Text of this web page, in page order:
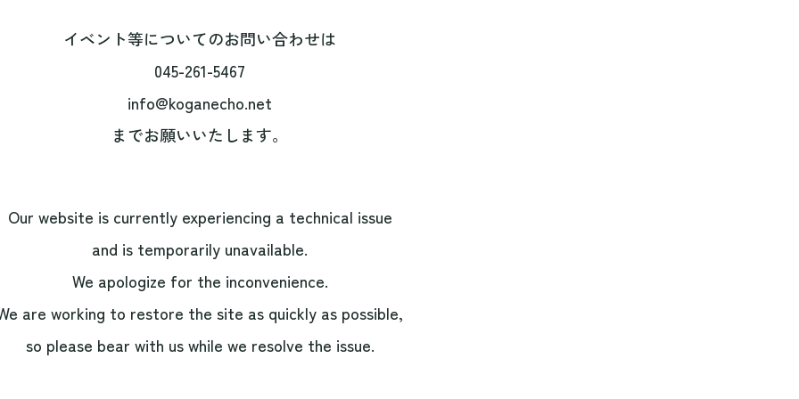
イベント等についてのお問い合わせは
045-261-5467
info@koganecho.net
までお願いいたします。
Our website is currently experiencing a technical issue
and is temporarily unavailable.
We apologize for the inconvenience.
are working to restore the site as quickly as possible,
so please bear with us while we resolve the issue.